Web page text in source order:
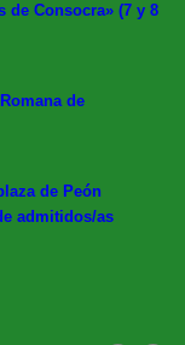
de Consocra» (7 y 8
de
de Peón
admitidos/as